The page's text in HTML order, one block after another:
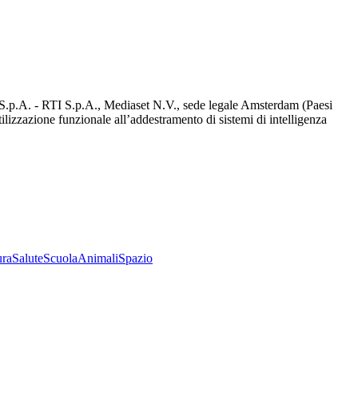
- RTI S.p.A., Mediaset N.V., sede legale Amsterdam (Paesi
funzionale all’addestramento di sistemi di intelligenza
SaluteScuolaAnimaliSpazio